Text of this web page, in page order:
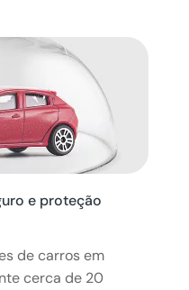
e proteção
de carros em
cerca de 20